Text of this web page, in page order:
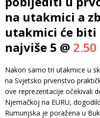
na utakmici a
utakmici će biti
najviše 5 @ 2.50
Nakon samo tri utakmice u
na Svjetsko prvenstvo
ove reprezentacije očekivali
Njemačkoj na EURU,
Rumunjska je poražena u